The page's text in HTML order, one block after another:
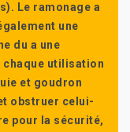
Le ramonage a
une
du a une
chaque utilisation
et goudron
obstruer celui-
pour la sécurité,